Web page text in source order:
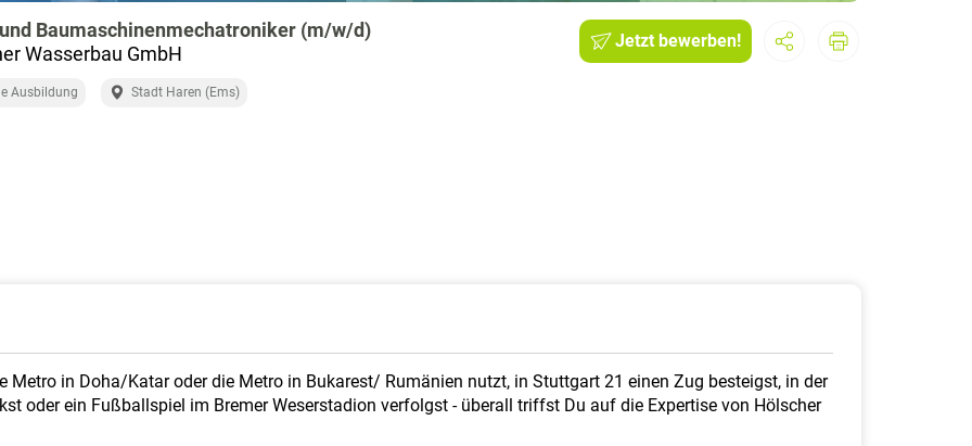
Baumaschinenmechatroniker (m/w/d)
Wasserbau GmbH
Jetzt bewerben!
Ausbildung Stadt Haren (Ems)
Metro in Doha/Katar oder die Metro in Bukarest/ Rumänien nutzt, in Stuttgart 21 einen Zug besteigst, in der
oder ein Fußballspiel im Bremer Weserstadion verfolgst - überall triffst Du auf die Expertise von Hölscher